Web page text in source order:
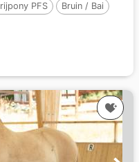
PFS
Bruin / Bai